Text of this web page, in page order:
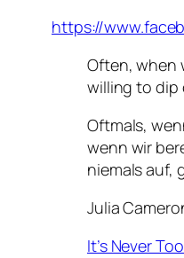
https://
Often, when
willing to dip
Oftmals,
wenn wir
niemals auf,
Julia
It’s Never